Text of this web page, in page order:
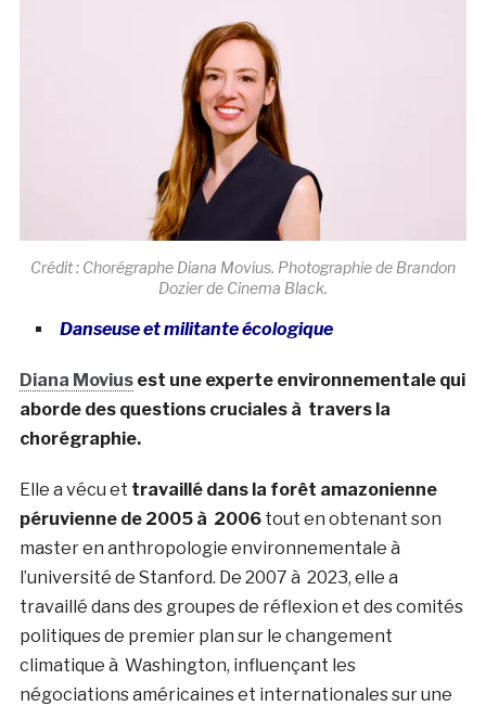
Crédit : Chorégraphe Diana Movius. Photographie de Brandon
Dozier de Cinema Black.
Danseuse et militante écologique
Diana Moviusest une experte environnementale qui
aborde des questions cruciales à travers la
chorégraphie.
Elle a vécu et travaillé dans la forêt amazonienne
péruvienne de 2005 à 2006tout en obtenant son
master en anthropologie environnementale à
l’université de Stanford. De 2007 à 2023, elle a
travaillé dans des groupes de réflexion et des comités
politiques de premier plan sur le changement
climatique à Washington, influençant les
négociations américaines et internationales sur une